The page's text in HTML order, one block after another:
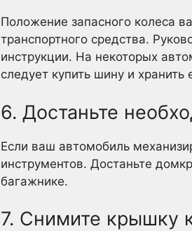
Положение запасного колеса
транспортного средства.
инструкции. На некоторых
следует купить шину и
6. Достаньте
Если ваш автомобиль
инструментов. Достаньте
багажнике.
7. Снимите крышку